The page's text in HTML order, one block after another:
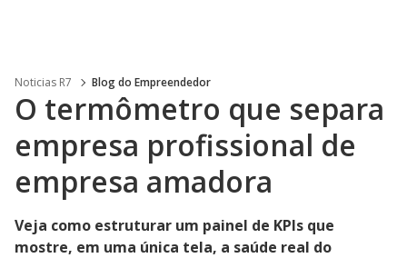
Noticias R7 Blog do Empreendedor
O termômetro que separa
empresa profissional de
empresa amadora
Veja como estruturar um painel de KPIs que
mostre, em uma única tela, a saúde real do